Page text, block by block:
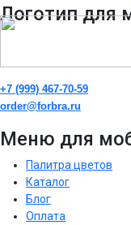
Логотип для
+7 (999) 467-70-59
order@forbra.ru
Меню для
Палитра цветов
Каталог
Блог
Оплата